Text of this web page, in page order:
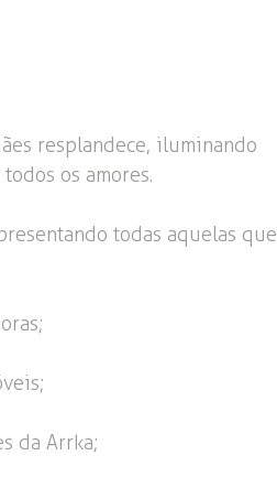
resplandece, iluminando
os amores.
todas aquelas que
da Arrka;